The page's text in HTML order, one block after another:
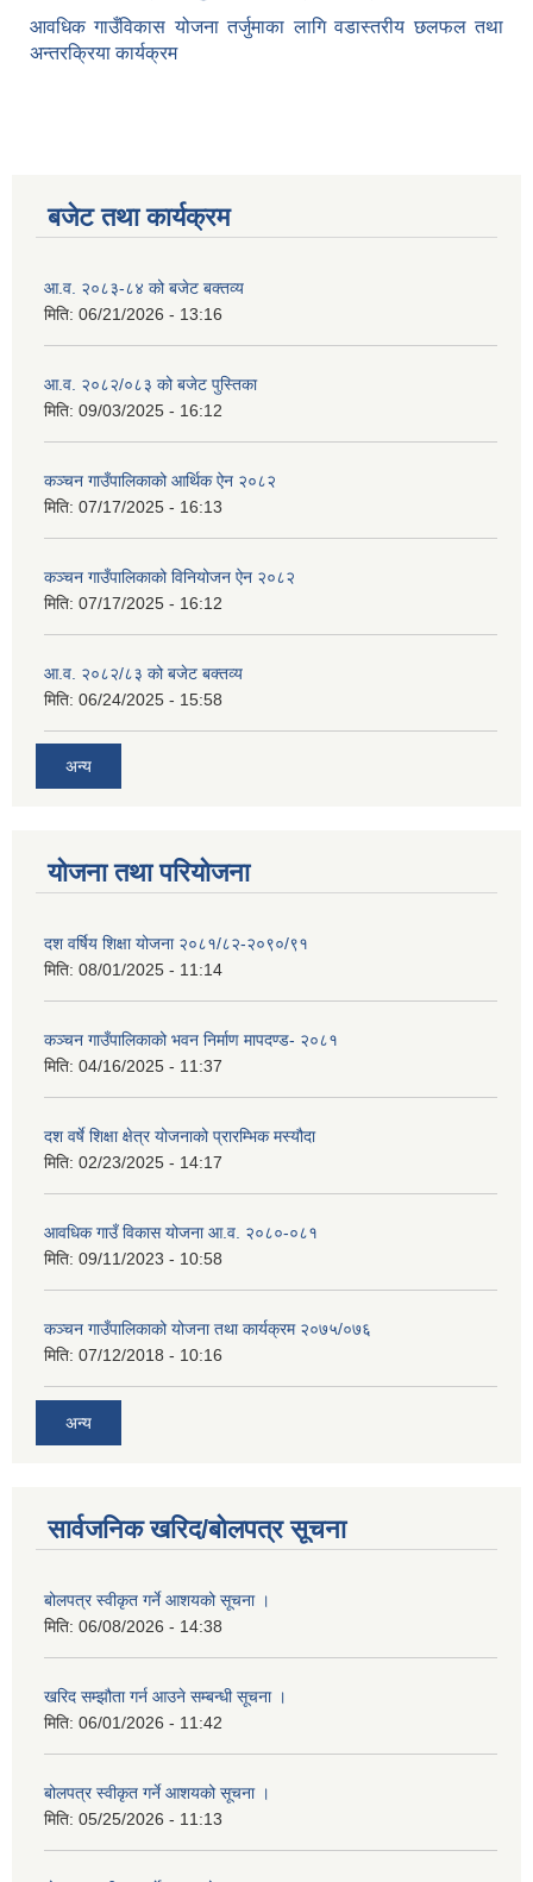
आवधिक गाउँविकास योजना तर्जुमाका लागि वडास्तरीय छलफल तथा
अन्तरक्रिया कार्यक्रम
बजेट तथा कार्यक्रम
आ.व. २०८३-८४ को बजेट बक्तव्य
मिति: 06/21/2026 - 13:16
आ.व. २०८२/०८३ को बजेट पुस्तिका
मिति: 09/03/2025 - 16:12
कञ्‍चन गाउँपालिकाको आर्थिक ऐन २०८२
मिति: 07/17/2025 - 16:13
कञ्‍चन गाउँपालिकाको विनियोजन ऐन २०८२
मिति: 07/17/2025 - 16:12
आ.व. २०८२/८३ को बजेट बक्तव्य
मिति: 06/24/2025 - 15:58
अन्य
योजना तथा परियोजना
दश वर्षिय शिक्षा योजना २०८१/८२-२०९०/९१
मिति: 08/01/2025 - 11:14
कञ्‍चन गाउँपालिकाको भवन निर्माण मापदण्ड- २०८१
मिति: 04/16/2025 - 11:37
दश वर्षे शिक्षा क्षेत्र योजनाको प्रारम्भिक मस्यौदा
मिति: 02/23/2025 - 14:17
आवधिक गाउँ विकास योजना आ.व. २०८०-०८१
मिति: 09/11/2023 - 10:58
कञ्चन गाउँपालिकाको योजना तथा कार्यक्रम २०७५/०७६
मिति: 07/12/2018 - 10:16
अन्य
सार्वजनिक खरिद/बोलपत्र सूचना
बोलपत्र स्वीकृत गर्ने आशयको सूचना ।
मिति: 06/08/2026 - 14:38
खरिद सम्झौता गर्न आउने सम्बन्धी सूचना ।
मिति: 06/01/2026 - 11:42
बोलपत्र स्वीकृत गर्ने आशयको सूचना ।
मिति: 05/25/2026 - 11:13